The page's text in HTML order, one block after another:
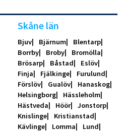
Skåne län
Bjuv Bjärnum
Blentarp
Borrby
Broby
Bromölla
Brösarp
Båstad
Eslöv
Finja
Fjälkinge
Furulund
Förslöv
Gualöv
Hanaskog
Helsingborg
Hässleholm
Hästveda
Höör
Jonstorp
Knislinge
Kristianstad
Kävlinge
Lomma
Lund